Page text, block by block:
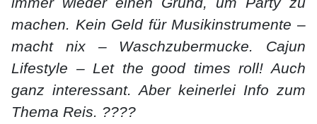
machen. Kein Geld für Musikinstrumente –
macht nix – Waschzubermucke. Cajun
Lifestyle – Let the good times roll! Auch
ganz interessant. Aber keinerlei Info zum
Thema Reis. ????